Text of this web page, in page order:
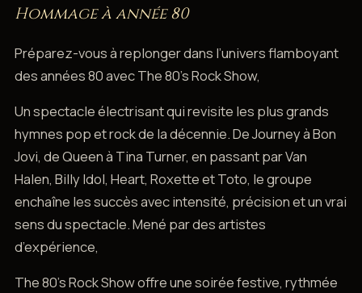
Hommage à année 80
Préparez-vous à replonger dans l’univers flamboyant
des années 80 avec The 80’s Rock Show,
Un spectacle électrisant qui revisite les plus grands
hymnes pop et rock de la décennie. De Journey à Bon
Jovi, de Queen à Tina Turner, en passant par Van
Halen, Billy Idol, Heart, Roxette et Toto, le groupe
enchaîne les succès avec intensité, précision et un vrai
sens du spectacle. Mené par des artistes
d’expérience,
The 80’s Rock Show offre une soirée festive, rythmée